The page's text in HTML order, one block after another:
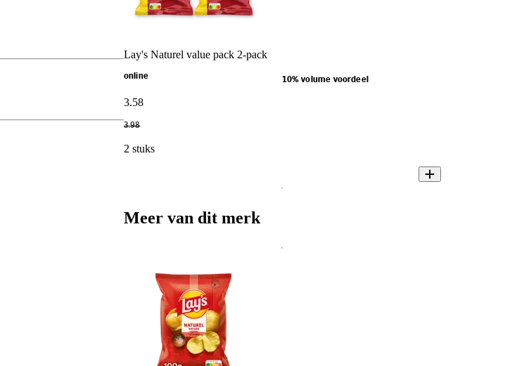
Lay's Naturel value pack 2-pack
online 10% volume voordeel
3.58
3.98
2 stuks
Meer van dit merk